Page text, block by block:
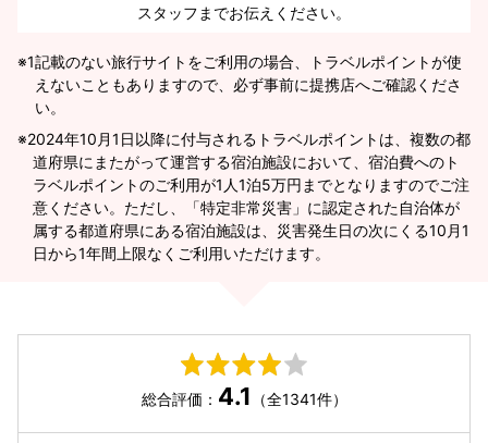
スタッフまでお伝えください。
※1記載のない旅行サイトをご利用の場合、トラベルポイントが使
えないこともありますので、必ず事前に提携店へご確認くださ
い。
2024年10月1日以降に付与されるトラベルポイントは、複数の都
道府県にまたがって運営する宿泊施設において、宿泊費へのト
ラベルポイントのご利用が1人1泊5万円までとなりますのでご注
意ください。ただし、「特定非常災害」に認定された自治体が
属する都道府県にある宿泊施設は、災害発生日の次にくる10月1
日から1年間上限なくご利用いただけます。
総合評価： 4.1 （全1341件）